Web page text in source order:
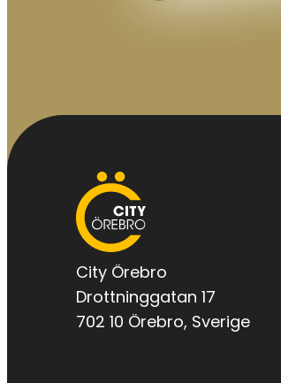
City
Örebro
City Örebro
Drottninggatan 17
702 10 Örebro, Sverige